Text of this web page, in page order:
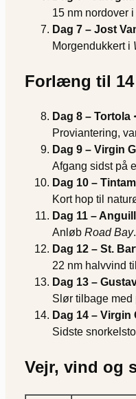
15 nm nordover
Dag 7 – Jost
Morgendukkert i
Forlæng til 14
Dag 8 –
Proviantering,
Dag 9 – Virgin
Afgang sidst på
Dag 10 –
Kort hop til
Dag 11 –
Anløb Road Bay
Dag 12 – St.
22 nm halvvind
Dag 13 –
Slør tilbage med
Dag 14 –
Sidste
Vejr, vind og